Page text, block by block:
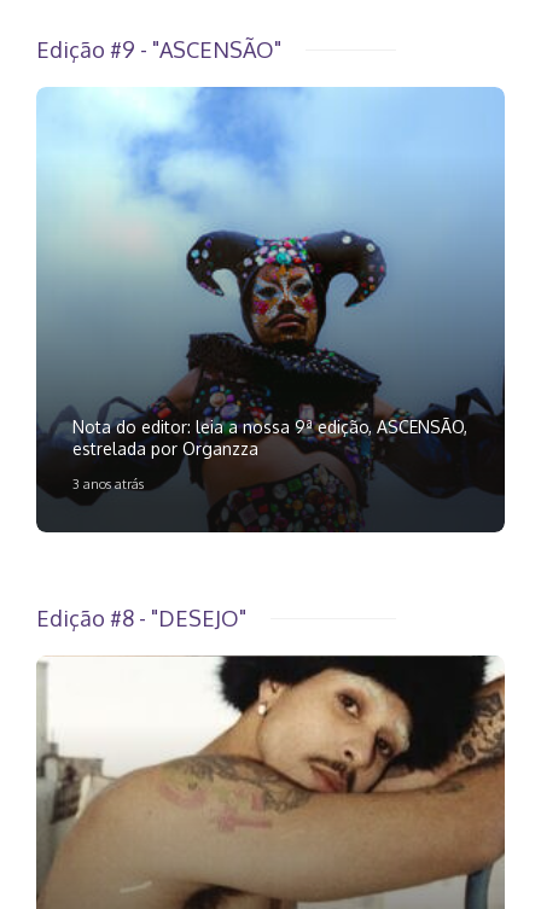
Edição #9 - "ASCENSÃO"
Nota do editor: leia a nossa 9ª edição, ASCENSÃO,
estrelada por Organzza
3 anos atrás
Edição #8 - "DESEJO"